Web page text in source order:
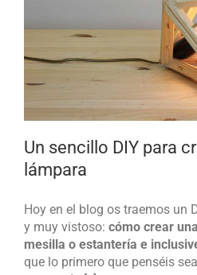
Un sencillo DIY para
lámpara
Hoy en el blog os traemos un
y muy vistoso: cómo crear
mesilla o estantería e
que lo primero que penséis